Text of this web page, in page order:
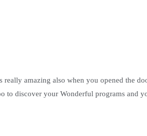
amazing also when you opened the
to discover your Wonderful programs and